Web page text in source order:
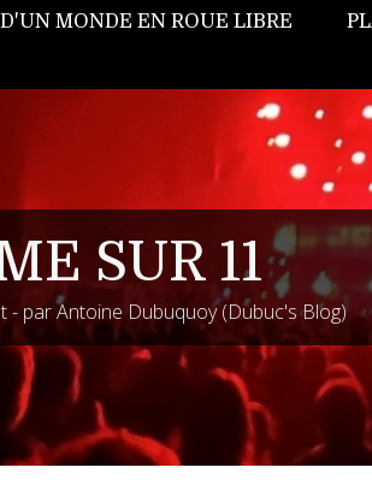
MONDE EN ROUE LIBRE
SUR 11
- par Antoine Dubuquoy (Dubuc's Blog)